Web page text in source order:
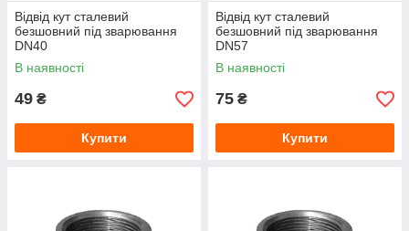
Відвід кут сталевий
безшовний під зварювання
DN40
В наявності
49 ₴
Купити
Відвід кут сталевий
безшовний під зварювання
DN57
В наявності
75 ₴
Купити